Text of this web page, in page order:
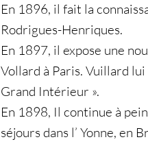
En 1896, il fait la
Rodrigues-Henriques.
En 1897, il expose une
Vollard à Paris. Vuillard
Grand Intérieur ».
En 1898, Il continue à
séjours dans l’ Yonne, en